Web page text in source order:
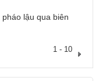
lậu qua biên
1 - 10